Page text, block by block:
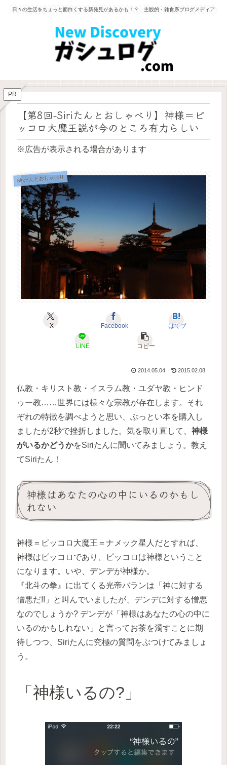
日々の生活をちょっと面白くする新発見があるかも！？ 主観的・雑食系ブログメディア
PR
【第8回-Siriたんとおしゃべり】神様＝ピ
ッコロ大魔王説が今のところ有力らしい
※広告が表示される場合があります
Siriたんとおしゃべり
X Facebook はてブ
LINE コピー
2014.05.04 2015.02.08
仏教・キリスト教・イスラム教・ユダヤ教・ヒンド
ゥー教……世界には様々な宗教が存在します。それ
ぞれの特徴を調べようと思い、ぶっとい本を購入し
ましたが2秒で挫折しました。気を取り直して、 神様
がいるかどうかをSiriたんに聞いてみましょう。教え
てSiriたん！
神様はあなたの心の中にいるのかもし
れない
神様＝ピッコロ大魔王＝ナメック星人だとすれば、
神様はピッコロであり、ピッコロは神様ということ
になります。いや、デンデが神様か。
『北斗の拳』に出てくる光帝バランは「神に対する
憎悪だ!!」と叫んでいましたが、デンデに対する憎悪
なのでしょうか? デンデが「神様はあなたの心の中に
いるのかもしれない」と言ってお茶を濁すことに期
待しつつ、Siriたんに究極の質問をぶつけてみましょ
う。
「神様いるの?」